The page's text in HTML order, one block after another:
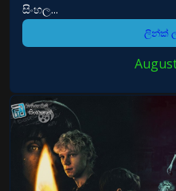
සිංහල...
ලින්ක්